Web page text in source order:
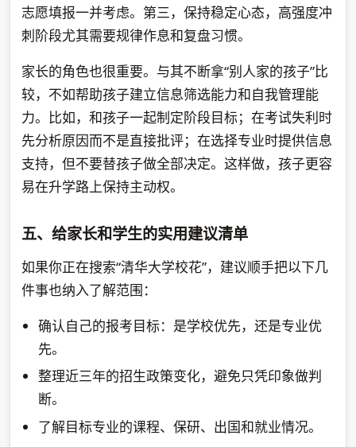
志愿填报一并考虑。第三，保持稳定心态，高强度冲
刺阶段尤其需要规律作息和复盘习惯。
家长的角色也很重要。与其不断拿“别人家的孩子”比
较，不如帮助孩子建立信息筛选能力和自我管理能
力。比如，和孩子一起制定阶段目标；在考试失利时
先分析原因而不是直接批评；在选择专业时提供信息
支持，但不要替孩子做全部决定。这样做，孩子更容
易在升学路上保持主动权。
五、给家长和学生的实用建议清单
如果你正在搜索“清华大学校花”，建议顺手把以下几
件事也纳入了解范围：
确认自己的报考目标：是学校优先，还是专业优
先。
整理近三年的招生政策变化，避免只凭印象做判
断。
了解目标专业的课程、保研、出国和就业情况。